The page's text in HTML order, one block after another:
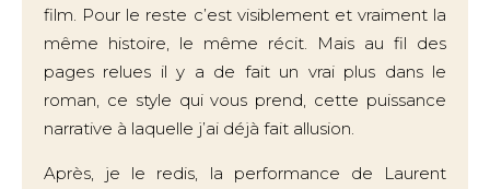
film. Pour le reste c’est visiblement et vraiment la
même histoire, le même récit. Mais au fil des
pages relues il y a de fait un vrai plus dans le
roman, ce style qui vous prend, cette puissance
narrative à laquelle j’ai déjà fait allusion.
Après, je le redis, la performance de Laurent